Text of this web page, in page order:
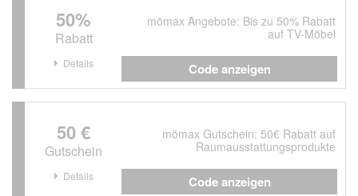
50%
Rabatt
mömax Angebote: Bis zu 50% Rabatt
auf TV-Möbel
Details Code anzeigen
50 €
Gutschein
mömax Gutschein: 50€ Rabatt auf
Raumausstattungsprodukte
Details Code anzeigen